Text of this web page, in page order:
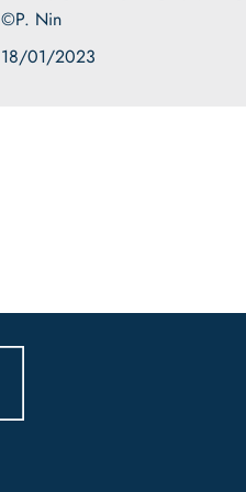
©P. Nin
18/01/2023